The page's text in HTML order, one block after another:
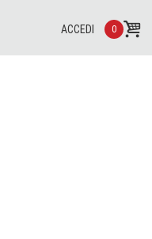
0
ACCEDI